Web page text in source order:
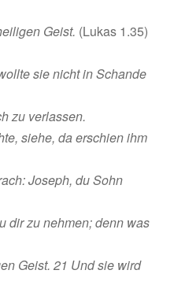
Geist. (Lukas 1.35)
sie nicht in Schande
zu verlassen.
siehe, da erschien ihm
Joseph, du Sohn
dir zu nehmen; denn was
Geist. 21 Und sie wird